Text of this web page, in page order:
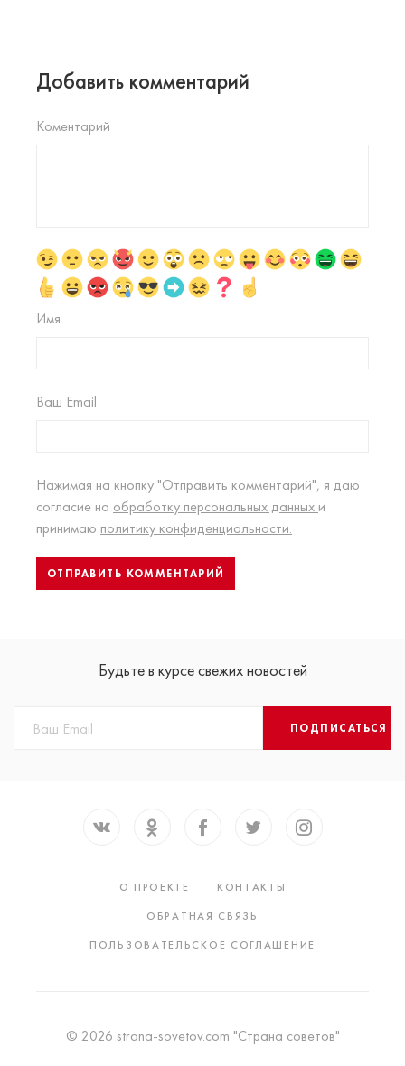
Добавить комментарий
Коментарий
Имя
Ваш Email
Нажимая на кнопку "Отправить комментарий", я даю
согласие на обработку персональных данных и
принимаю политику конфиденциальности.
Будьте в курсе свежих новостей
ПОДПИСАТЬСЯ
О ПРОЕКТЕ
КОНТАКТЫ
ОБРАТНАЯ СВЯЗЬ
ПОЛЬЗОВАТЕЛЬСКОЕ СОГЛАШЕНИЕ
© 2026 strana-sovetov.com "Страна советов"